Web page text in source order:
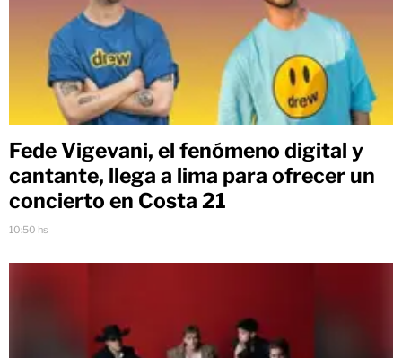
Fede Vigevani, el fenómeno digital y
cantante, llega a lima para ofrecer un
concierto en Costa 21
10:50 hs